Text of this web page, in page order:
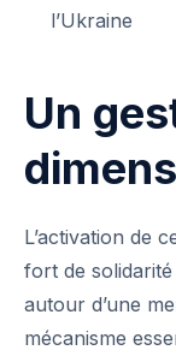
l’Ukraine
Un
L’activation de
fort de
autour d’une
mécanisme